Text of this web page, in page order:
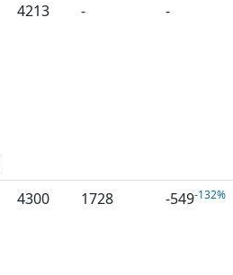
4213 - -
4300 1728 -549-132%